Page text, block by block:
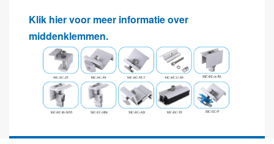
Klik hier voor meer informatie over
middenklemmen.